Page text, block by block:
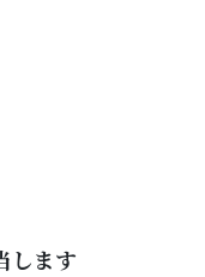
します